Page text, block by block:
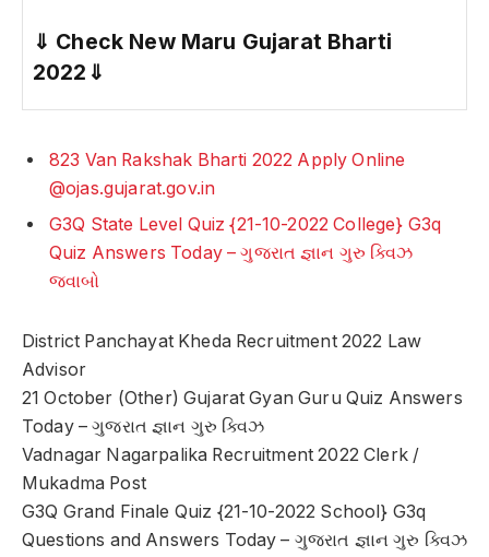
⇓ Check New Maru Gujarat Bharti
2022 ⇓
823 Van Rakshak Bharti 2022 Apply Online
@ojas.gujarat.gov.in
G3Q State Level Quiz {21-10-2022 College} G3q
Quiz Answers Today – ગુજરાત જ્ઞાન ગુરુ ક્વિઝ
જવાબો
District Panchayat Kheda Recruitment 2022 Law
Advisor
21 October (Other) Gujarat Gyan Guru Quiz Answers
Today – ગુજરાત જ્ઞાન ગુરુ ક્વિઝ
Vadnagar Nagarpalika Recruitment 2022 Clerk /
Mukadma Post
G3Q Grand Finale Quiz {21-10-2022 School} G3q
Questions and Answers Today – ગુજરાત જ્ઞાન ગુરુ ક્વિઝ